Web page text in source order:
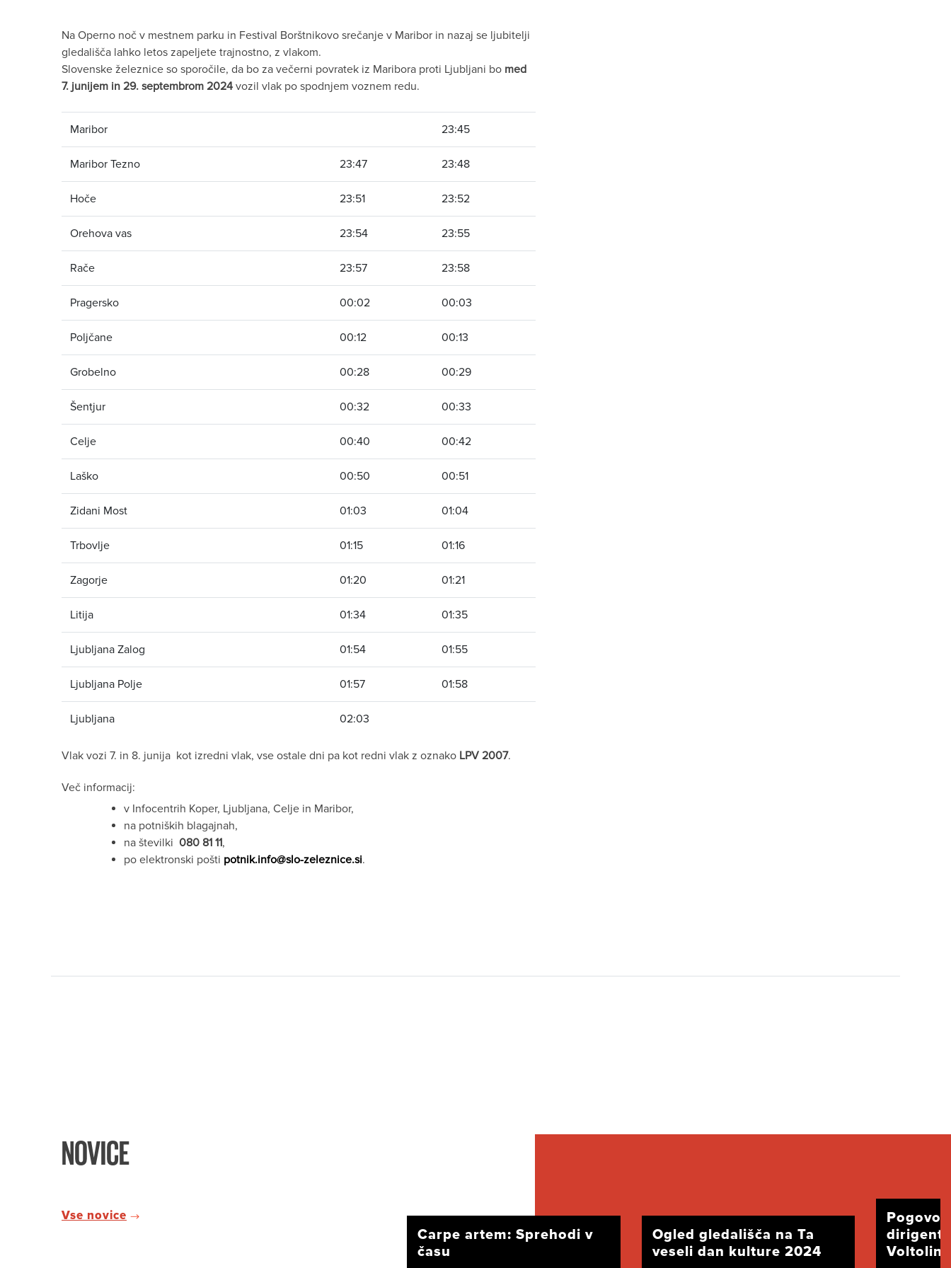
Na Operno noč v mestnem parku in Festival Borštnikovo srečanje v Maribor in nazaj se ljubitelji
gledališča lahko letos zapeljete trajnostno, z vlakom.
Slovenske železnice so sporočile, da bo za večerni povratek iz Maribora proti Ljubljani bo med
7. junijem in 29. septembrom 2024 vozil vlak po spodnjem voznem redu.
Maribor 23:45
Maribor Tezno 23:47 23:48
Hoče 23:51 23:52
Orehova vas 23:54 23:55
Rače 23:57 23:58
Pragersko 00:02 00:03
Poljčane 00:12 00:13
Grobelno 00:28 00:29
Šentjur 00:32 00:33
Celje 00:40 00:42
Laško 00:50 00:51
Zidani Most 01:03 01:04
Trbovlje 01:15 01:16
Zagorje 01:20 01:21
Litija 01:34 01:35
Ljubljana Zalog 01:54 01:55
Ljubljana Polje 01:57 01:58
Ljubljana 02:03
Vlak vozi 7. in 8. junija kot izredni vlak, vse ostale dni pa kot redni vlak z oznako LPV 2007.
Več informacij:
v Infocentrih Koper, Ljubljana, Celje in Maribor,
na potniških blagajnah,
na številki 080 81 11,
po elektronski pošti potnik.info@slo-zeleznice.si.
NOVICE
Vse novice
Carpe artem: Sprehodi v
času
Ogled gledališča na Ta
veseli dan kulture 2024